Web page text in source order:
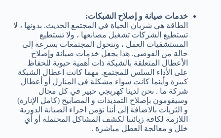
خدمات صيانة و إصلاح الشبكات:
الطاقة هي شريان الحياة في المجتمع الحديث. بدونها ، لا
تستطيع الشركات تشغيل مصانعها ، ولا تستطيع
المستشفيات العمل ، وتتحول المجتمعات بسرعة إلى
حالة من الفوضى. هذا يجعل خدمات صيانة وإصلاح
الأعطال المتعلقة بالشبكة ذات أهمية حيوية للحفاظ
على الأداء السلس للمجتمع. مهما كانت اعطال الشبكة
كبيرة وأينما كانت سواء مشكلة في المنازل أو أعطال
شركة ما . نحن لدينا كهربجي خبير في كل مجال
وسيقومون بإصلاح التمديدات و المصابيح (كامل الإنارة)
و الثريات بالاضافة إلى أننا نؤمن اجراء الصيانة الدورية
اللازمة لكافة زبائننا لكشف المشاكل المحتملة أو أي
خلل و معالجة العطل مباشرة .